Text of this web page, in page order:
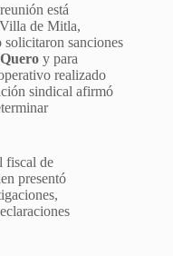
está
de Mitla,
solicitaron sanciones
y para
realizado
sindical afirmó
fiscal de
presentó